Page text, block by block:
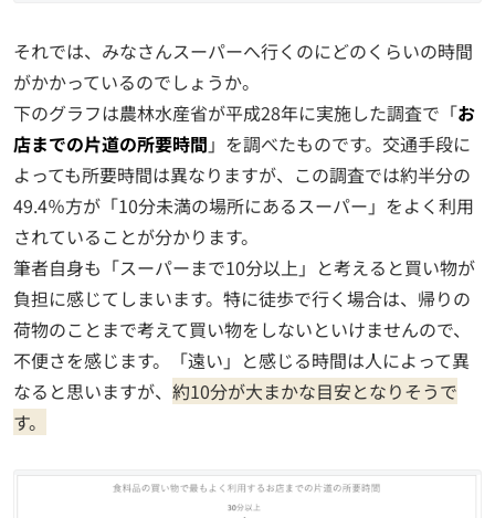
それでは、みなさんスーパーへ行くのにどのくらいの時間
がかかっているのでしょうか。
下のグラフは農林水産省が平成28年に実施した調査で「お
店までの片道の所要時間 」を調べたものです。交通手段に
よっても所要時間は異なりますが、この調査では約半分の
49.4％方が「10分未満の場所にあるスーパー」をよく利用
されていることが分かります。
筆者自身も「スーパーまで10分以上」と考えると買い物が
負担に感じてしまいます。特に徒歩で行く場合は、帰りの
荷物のことまで考えて買い物をしないといけませんので、
不便さを感じます。「遠い」と感じる時間は人によって異
なると思いますが、 約10分が大まかな目安となりそうで
す。